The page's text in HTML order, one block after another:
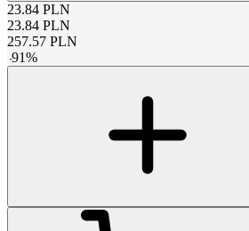
23.84 PLN
23.84 PLN
257.57 PLN
-91%